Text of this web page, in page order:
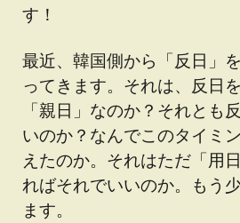
す！
最近、韓国側から「反日」
ってきます。それは、反日
「親日」なのか？それとも
いのか？なんでこのタイミ
えたのか。それはただ「用
ればそれでいいのか。もう
ます。